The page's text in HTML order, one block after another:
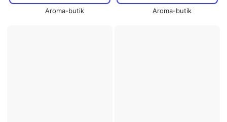
Aroma-butik
Aroma-butik